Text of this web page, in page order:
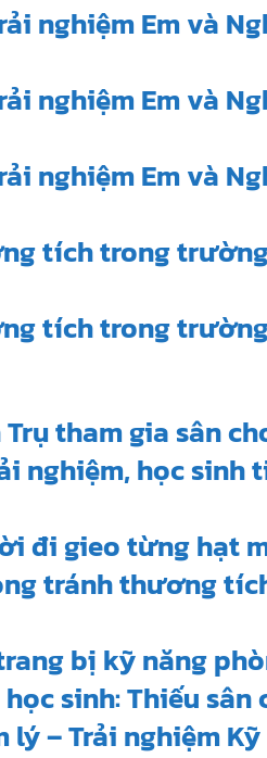
nghiệm Em và
nghiệm Em và
nghiệm Em và
tích trong
tích trong
tham gia sân
nghiệm, học sinh
đi gieo từng hạt
tránh thương
bị kỹ năng
sinh: Thiếu
lý – Trải nghiệm